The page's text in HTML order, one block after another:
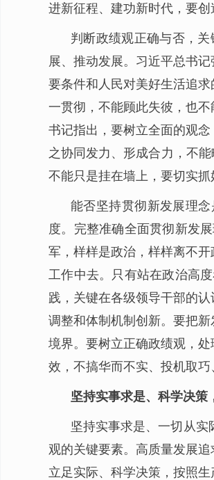
进新征程、建功新时代，要
判断政绩观正确与否，
展、推动发展。习近平总书
要条件和人民对美好生活追
一贯彻，不能顾此失彼，也
书记指出，要树立全面的观
之协同发力、形成合力，不
不能只是挂在墙上，要切实
能否坚持贯彻新发展理
度。完整准确全面贯彻新发
军，样样是政治，样样离不
工作中去。只有站在政治高
践，关键在各级领导干部的
调整和体制机制创新。要把
境界。要树立正确政绩观，
效，不搞华而不实、投机取
坚持实事求是、科学决策
坚持实事求是、一切从
观的关键要素。高质量发展
立足实际、科学决策，按照